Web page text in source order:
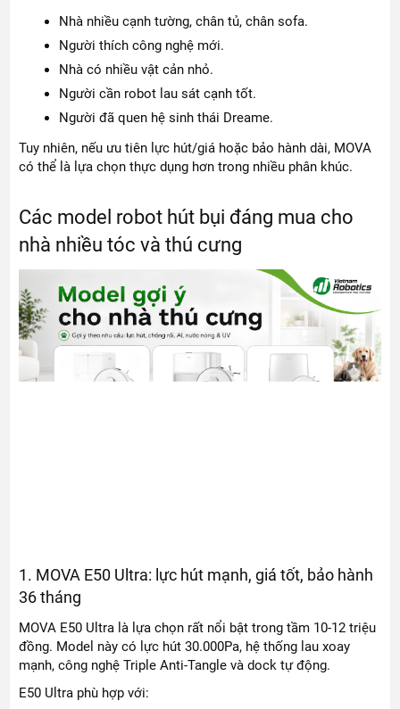
Nhà nhiều cạnh tường, chân tủ, chân sofa.
Người thích công nghệ mới.
Nhà có nhiều vật cản nhỏ.
Người cần robot lau sát cạnh tốt.
Người đã quen hệ sinh thái Dreame.
Tuy nhiên, nếu ưu tiên lực hút/giá hoặc bảo hành dài, MOVA
có thể là lựa chọn thực dụng hơn trong nhiều phân khúc.
Các model robot hút bụi đáng mua cho
nhà nhiều tóc và thú cưng
1. MOVA E50 Ultra: lực hút mạnh, giá tốt, bảo hành
36 tháng
MOVA E50 Ultra là lựa chọn rất nổi bật trong tầm 10-12 triệu
đồng. Model này có lực hút 30.000Pa, hệ thống lau xoay
mạnh, công nghệ Triple Anti-Tangle và dock tự động.
E50 Ultra phù hợp với: